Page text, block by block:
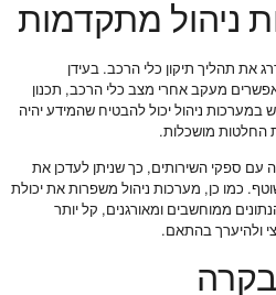
ניהול מתקדמות
את תהליך תיקון כלי הרכב. בעידן
מעקב אחרי מצב כלי הרכב, תכנון
במערכות ניהול יכול להבטיח שהמידע יהיה
החלטות מושכלות.
עם ספקי השירותים, כך שניתן לעדכן את
כמו כן, מערכות ניהול משפרות את יכולת
ממוחשבים ומאורגנים, קל יותר
ולהיערך בהתאם.